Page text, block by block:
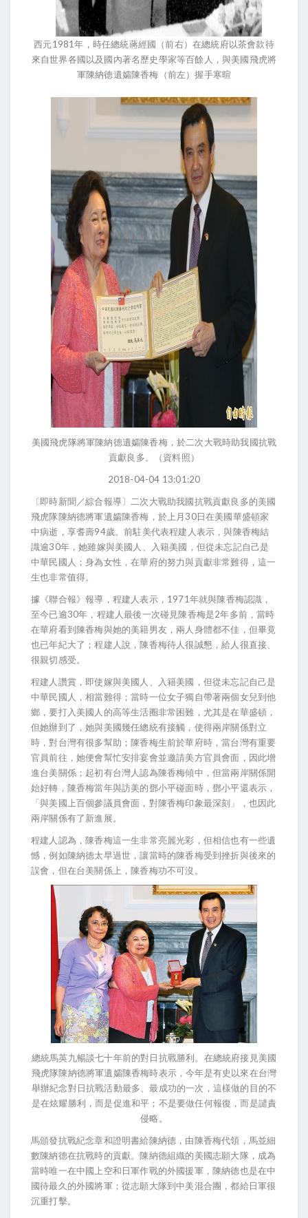
西元1981年，時任總統蔣經國（前右）在總統府以茶會款待
來自世界各國以及國內著名歷史學家等百餘人，與美國飛虎將
軍陳納德遺孀陳香梅（前左）握手寒暄
美國飛虎隊將軍陳納德遺孀陳香梅，於二次大戰時助我國抗戰
貢獻良多。（資料照）
2018-04-04 13:01:20
〔即時新聞／綜合報導〕二次大戰助我國抗戰貢獻良多的美國
飛虎隊陳納德將軍遺孀陳香梅，於上月30日在美國華盛頓家
中病逝，享耆壽94歲。前駐美代表程建人表示，與陳香梅結
識逾30年，她雖嫁與美國人、入籍美國，但從未忘記自己是
中華民國人；身為女性，在華府的努力與貢獻非常難得，這一
生也非常值得。
據《聯合報》報導，程建人表示，1971年就與陳香梅認識，
至今已逾30年，程建人最後一次碰見陳香梅是2年多前，當時
在華府看到陳香梅與她的美籍男友，兩人身體都不佳，但畢竟
也已年紀大了；程建人說，陳香梅待人很誠懇，給人很直接、
很親切感受。
程建人讚賞，即使嫁與美國人、入籍美國，但從未忘記自己是
中華民國人，相當難得；當時一位女子獨自帶著兩個女兒到他
鄉，要打入美國人的高等生活圈非常困難，尤其是在華盛頓，
但她辦到了，她與美國幾任總統有接觸，使得兩岸關係對立
時，對台灣有很多幫助；陳香梅生前於華府時，當台灣有重要
官員前往，她便會幫忙安排宴會並邀請美方官員會面，因此增
進台美關係；起初有台灣人認為陳香梅傾中，但當兩岸關係開
始好轉，陳香梅當年與訪美的鄧小平碰面時，鄧小平還表示，
「與美國上百個參議員會面，對陳香梅印象最深刻」，也因此
兩岸關係有了新進展。
程建人認為，陳香梅這一生非常亮麗光彩，但相信也有一些遺
憾，例如陳納德太早過世，讓當時的陳香梅受到挫折與後來的
誤會，但在台美關係上，陳香梅功不可沒。
總統馬英九暢談七十年前的對日抗戰勝利。在總統府接見美國
飛虎隊陳納德將軍遺孀陳香梅時表示，今年是有史以來在台灣
舉辦紀念對日抗戰活動最多、最成功的一次，這樣做的目的不
是在炫耀勝利，而是促進和平；不是要做任何報復，而是譴責
侵略。
馬頒發抗戰紀念章和證明書給陳納德，由陳香梅代領，馬並細
數陳納德在抗戰時的貢獻。陳納德組織的美國志願大隊，成為
當時唯一在中國上空和日軍作戰的外國援軍，陳納德也是在中
國待最久的外國將軍；從志願大隊到中美混合團，都給日軍很
沉重打擊。